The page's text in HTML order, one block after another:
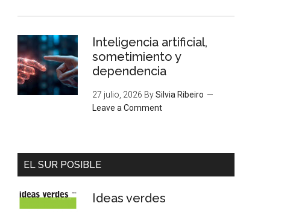
Inteligencia artificial,
sometimiento y
dependencia
27 julio, 2026 BySilvia Ribeiro
Leave a Comment
EL SUR POSIBLE
Ideas verdes